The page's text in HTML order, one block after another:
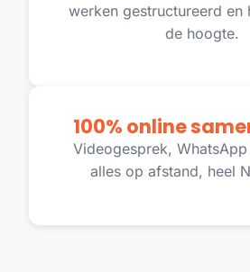
werken gestructureerd en
de hoogte.
100% online
Videogesprek,
alles op afstand, heel